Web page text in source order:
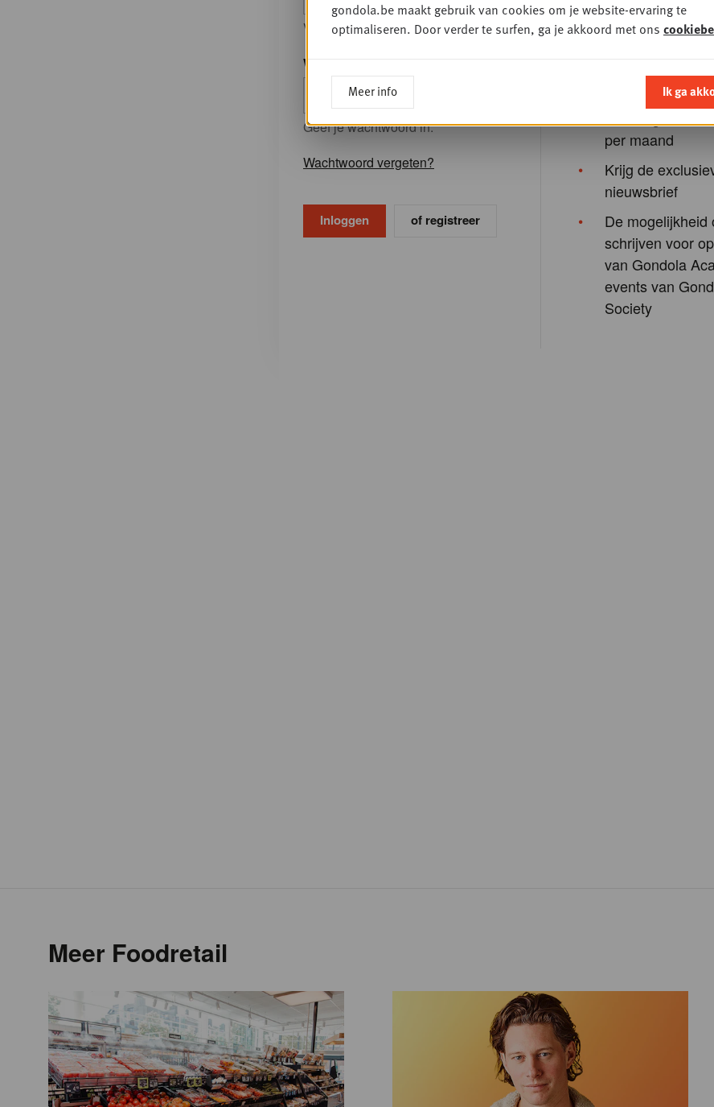
Vul uw Gondola e-mailadres in.
Wachtwoord
Geef je wachtwoord in.
Wachtwoord vergeten?
of registreer
stemmen op onze
Ontdek hier de
Lees 3 gratis
per maand
Krijg de
nieuwsbrief
De mogelijkheid
schrijven voor
van Gondola
events van
Society
Meer Foodretail
gondola.be maakt gebruik van cookies om je website-ervaring te
optimaliseren. Door verder te surfen, ga je akkoord met ons
Meer info Ik ga